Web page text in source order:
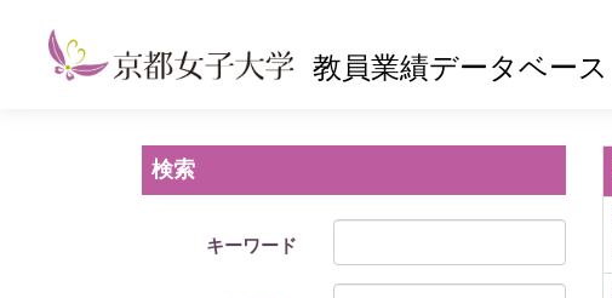
教員業績データベース
検索
キーワード